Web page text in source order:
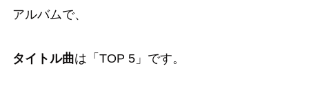
アルバムで、
タイトル曲は「TOP 5」です。